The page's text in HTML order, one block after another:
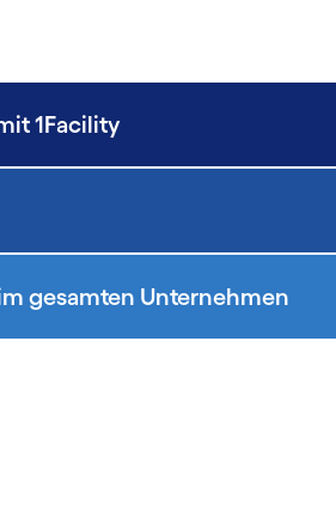
1Facility
gesamten Unternehmen